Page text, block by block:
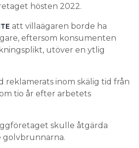
hösten 2022.
att villaägaren borde ha
eftersom konsumenten
utöver en ytlig
reklamerats inom skälig tid från
tio år efter arbetets
skulle åtgärda
golvbrunnarna.